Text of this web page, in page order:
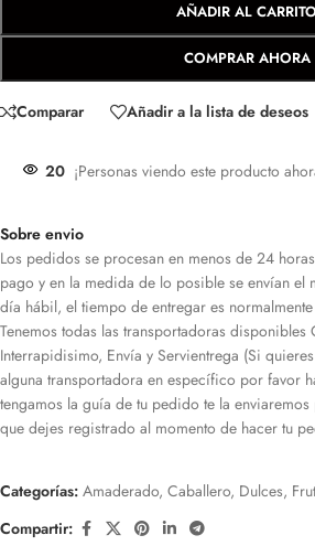
AÑADIR AL CARRITO
COMPRAR AHORA
Comparar Añadir a la lista de deseos
20 ¡Personas viendo este producto
Sobre envio
Los pedidos se procesan en menos de 24
pago y en la medida de lo posible se envían el
día hábil, el tiempo de entregar es
Tenemos todas las transportadoras
Interrapidisimo, Envía y Servientrega (Si
alguna transportadora en específico por favor
tengamos la guía de tu pedido te la
que dejes registrado al momento de hacer tu
Categorías: Amaderado, Caballero, Dulces,
Compartir: